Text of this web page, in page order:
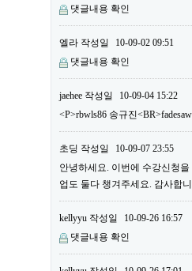
댓글내용 확인
엘라 작성일
10-09-02 09:51
댓글내용 확인
jaehee 작성일
10-09-04 15:22
<P>rbwls86 송규진
초딩 작성일
10-09-07 23:55
안녕하세요. 이번에 수강신청
업도 둘다 챙겨주세요. 감사합
kellyyu 작성일
10-09-26 16:57
댓글내용 확인